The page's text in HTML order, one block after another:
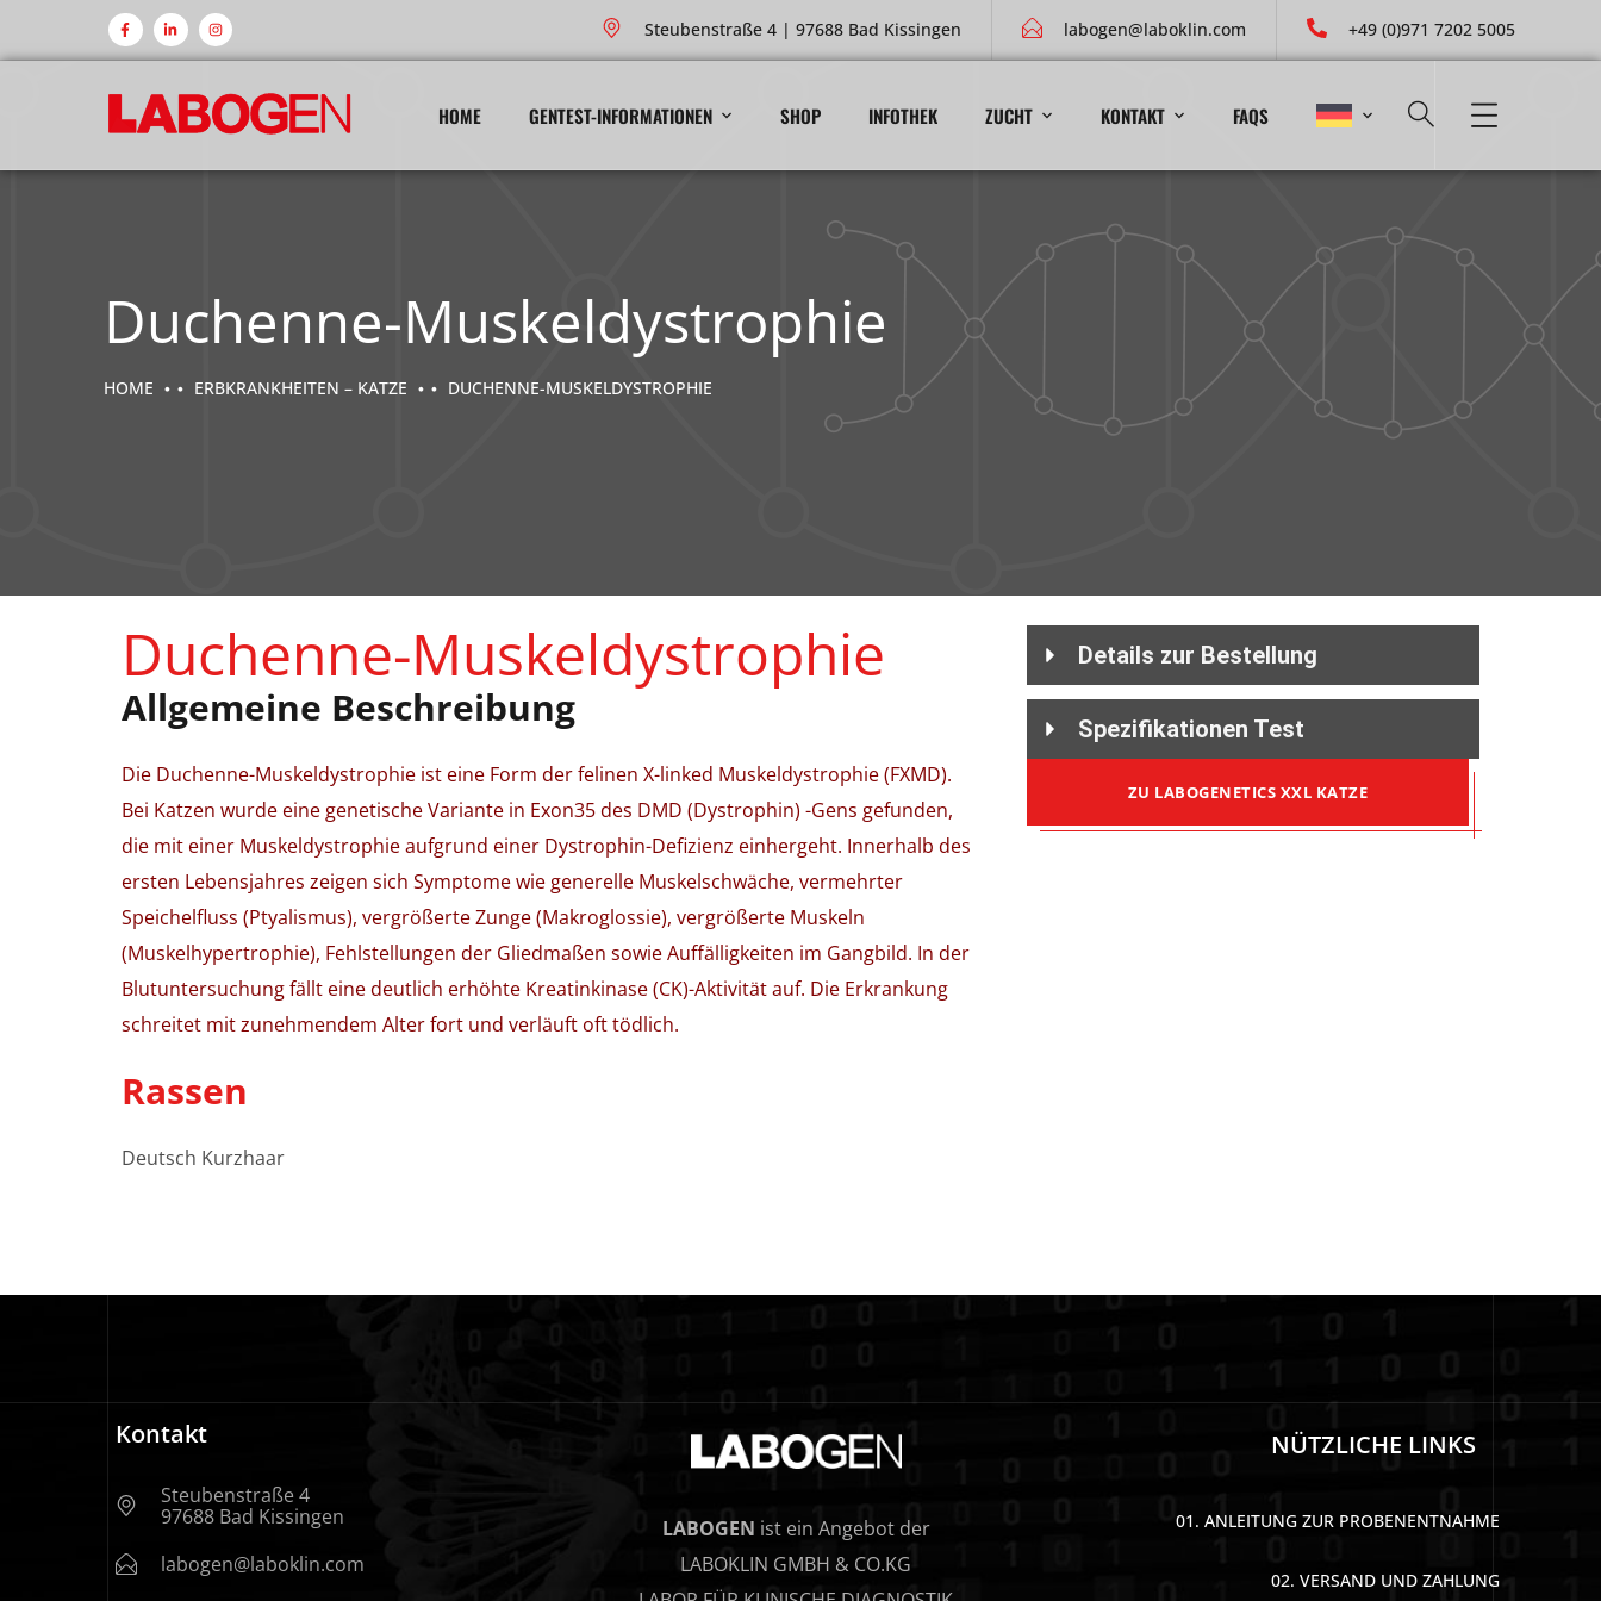
Steubenstraße 4 | 97688 Bad Kissingen labogen@laboklin.com +49 (0)971 7202 5005
HOME GENTEST-INFORMATIONEN SHOP INFOTHEK ZUCHT KONTAKT FAQS
Duchenne-Muskeldystrophie
HOME ERBKRANKHEITEN – KATZE DUCHENNE-MUSKELDYSTROPHIE
Duchenne-Muskeldystrophie
Allgemeine Beschreibung
Die Duchenne-Muskeldystrophie ist eine Form der felinen X-linked Muskeldystrophie (FXMD).
Bei Katzen wurde eine genetische Variante in Exon35 des DMD (Dystrophin) -Gens gefunden,
die mit einer Muskeldystrophie aufgrund einer Dystrophin-Defizienz einhergeht. Innerhalb des
ersten Lebensjahres zeigen sich Symptome wie generelle Muskelschwäche, vermehrter
Speichelfluss (Ptyalismus), vergrößerte Zunge (Makroglossie), vergrößerte Muskeln
(Muskelhypertrophie), Fehlstellungen der Gliedmaßen sowie Auffälligkeiten im Gangbild. In der
Blutuntersuchung fällt eine deutlich erhöhte Kreatinkinase (CK)-Aktivität auf. Die Erkrankung
schreitet mit zunehmendem Alter fort und verläuft oft tödlich.
Rassen
Deutsch Kurzhaar
Details zur Bestellung
Spezifikationen Test
ZU LABOGENETICS XXL KATZE
Kontakt
Steubenstraße 4
97688 Bad Kissingen
labogen@laboklin.com
LABOGEN ist ein Angebot der
LABOKLIN GMBH & CO.KG
NÜTZLICHE LINKS
01. ANLEITUNG ZUR PROBENENTNAHME
02. VERSAND UND ZAHLUNG